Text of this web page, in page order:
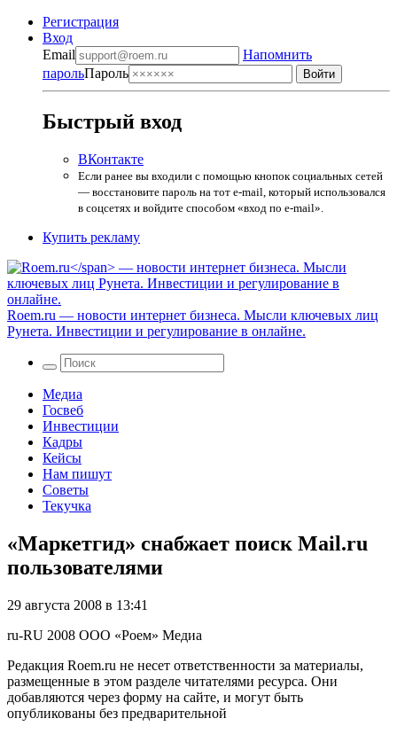
Регистрация
Вход
Email
Напомнить
парольПароль
Быстрый вход
ВКонтакте
Если ранее вы входили с помощью кнопок социальных сетей
— восстановите пароль на тот e-mail, который использовался
в соцсетях и войдите способом «вход по e-mail».
Купить рекламу
Roem.ru — новости интернет бизнеса. Мысли ключевых лиц
Рунета. Инвестиции и регулирование в онлайне.
Медиа
Госвеб
Инвестиции
Кадры
Кейсы
Нам пишут
Советы
Текучка
«Маркетгид» снабжает поиск Mail.ru
пользователями
29 августа 2008 в 13:41
ru-RU 2008 ООО «Роем» Медиа
Редакция Roem.ru не несет ответственности за материалы,
размещенные в этом разделе читателями ресурса. Они
добавляются через форму на сайте, и могут быть
опубликованы без предварительной